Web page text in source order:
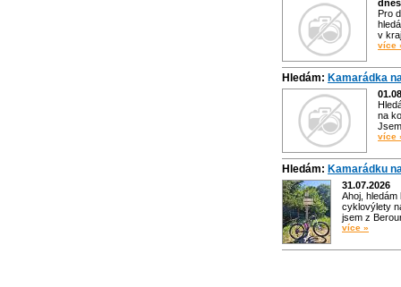
dnes
Pro
v
více
Hledám: Kamarádka
na
více
Hledám: Kamarádku
31.07.2026
Ahoj,
cyklovýlety
jsem z
více »